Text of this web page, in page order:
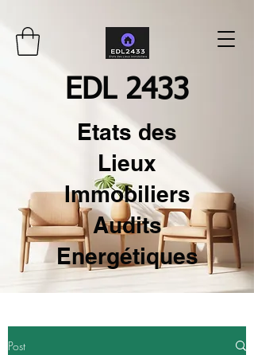
EDL 2433
Etats des
Lieux
Immobiliers
Audits
Energétiques
Post